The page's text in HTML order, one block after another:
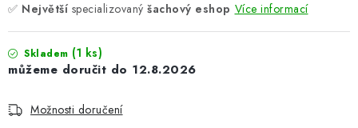
✅ Největší specializovaný šachový eshop Více informací
Skladem (1 ks)
12.8.2026
Možnosti doručení